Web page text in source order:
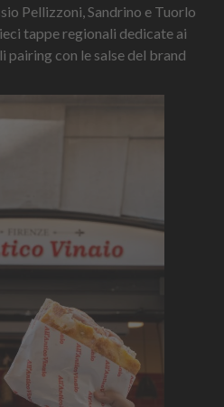
Pellizzoni, Sandrino e Tuorlo
tappe regionali dedicate ai
con le salse del brand